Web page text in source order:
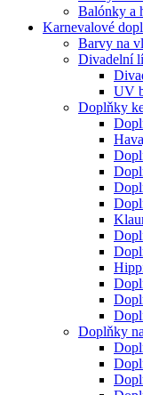
Balónky a
Karnevalové
Barvy na
Divadelní
UV
Doplňky
Doplňky